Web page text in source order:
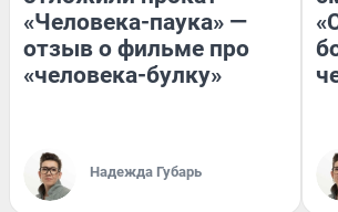
«Человека-паука» —
отзыв о фильме про
«человека-булку»
Надежда Губарь